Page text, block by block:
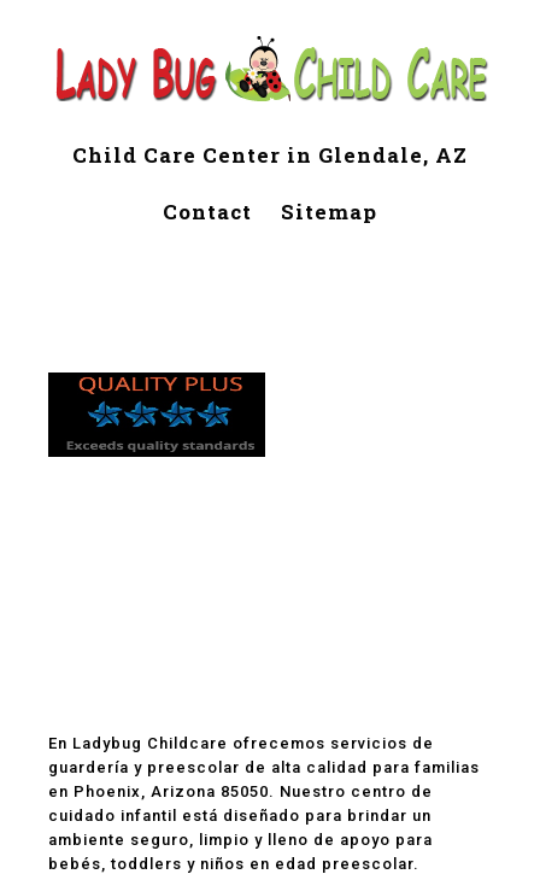
Child Care Center in Glendale, AZ
Contact Sitemap
En Ladybug Childcare ofrecemos servicios de
guardería y preescolar de alta calidad para familias
en Phoenix, Arizona 85050. Nuestro centro de
cuidado infantil está diseñado para brindar un
ambiente seguro, limpio y lleno de apoyo para
bebés, toddlers y niños en edad preescolar.